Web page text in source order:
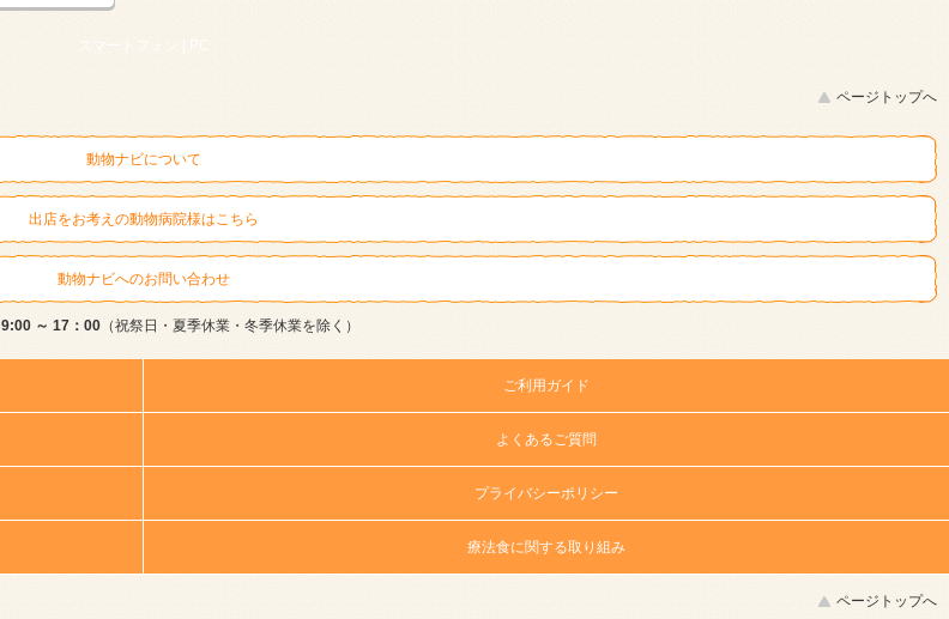
スマートフォン | PC
ページトップへ
動物ナビについて
出店をお考えの動物病院様はこちら
動物ナビへのお問い合わせ
9:00 ～ 17：00（祝祭日・夏季休業・冬季休業を除く）
ご利用ガイド
よくあるご質問
プライバシーポリシー
療法食に関する取り組み
ページトップへ